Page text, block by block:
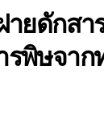
ายดักสา
รพิษจา